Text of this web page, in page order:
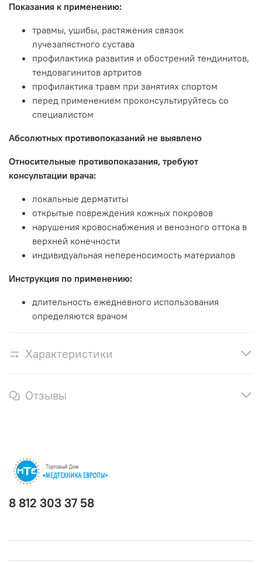
Показания к применению:
травмы, ушибы, растяжения связок
лучезапястного сустава
профилактика развития и обострений тендинитов,
тендовагинитов артритов
профилактика травм при занятиях спортом
перед применением проконсультируйтесь со
специалистом
Абсолютных противопоказаний не выявлено
Относительные противопоказания, требуют
консультации врача:
локальные дерматиты
открытые повреждения кожных покровов
нарушения кровоснабжения и венозного оттока в
верхней конечности
индивидуальная непереносимость материалов
Инструкция по применению:
длительность ежедневного использования
определяются врачом
Характеристики
Отзывы
8 812 303 37 58